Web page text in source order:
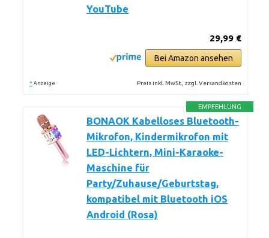
YouTube
29,99 €
Bei Amazon ansehen
* Anzeige Preis inkl. MwSt., zzgl. Versandkosten
EMPFEHLUNG
BONAOK Kabelloses Bluetooth-
Mikrofon, Kindermikrofon mit
LED-Lichtern, Mini-Karaoke-
Maschine für
Party/Zuhause/Geburtstag,
kompatibel mit Bluetooth iOS
Android (Rosa)